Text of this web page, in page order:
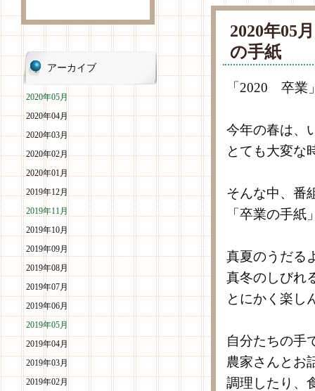
アーカイブ
2020年05月
2020年04月
2020年03月
2020年02月
2020年01月
2019年12月
2019年11月
2019年10月
2019年09月
2019年08月
2019年07月
2019年06月
2019年05月
2019年04月
2019年03月
2019年02月
2020年
の手紙
「2020 卒業
今年の春は、
とても大変な
そんな中、番
「卒業の手紙
真夏のうだる
真冬のしびれ
とにかく楽し
自分たちの手
農家さんとお
調理したり、